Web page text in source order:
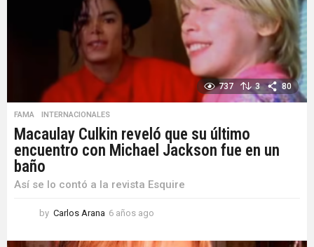
737 3 80
FAMA INTERNACIONALES
Macaulay Culkin reveló que su último
encuentro con Michael Jackson fue en un
baño
Así se lo contó a la revista Esquire
by Carlos Arana 6 años ago
ñ